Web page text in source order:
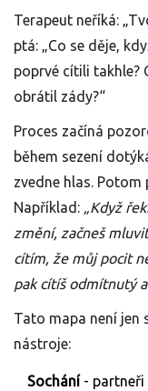
Terapeut neříká:
ptá: „Co se děje,
poprvé cítili takhle?
obrátil zády?“
Proces začíná
během sezení
zvedne hlas.
Například: „Když
změní, začneš
cítím, že můj pocit
pak cítíš odmítnutý
Tato mapa není jen
nástroje:
Sochání- partneři